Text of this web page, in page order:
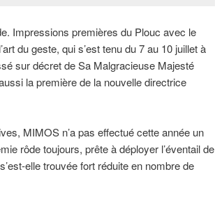
Impressions premières du Plouc avec le
du geste, qui s’est tenu du 7 au 10 juillet à
sur décret de Sa Malgracieuse Majesté
la première de la nouvelle directrice
MIMOS n’a pas effectué cette année un
rôde toujours, prête à déployer l’éventail de
elle trouvée fort réduite en nombre de